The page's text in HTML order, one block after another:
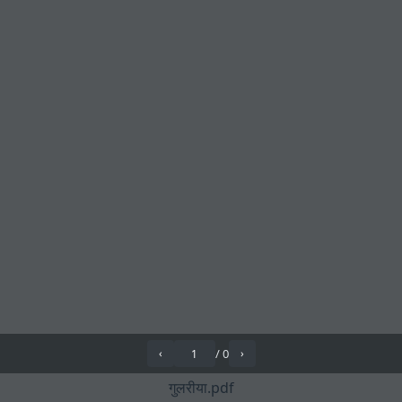
‹ /0 ›
गुलरीया.pdf